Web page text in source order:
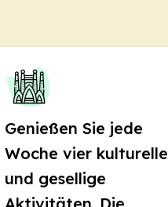
Genießen Sie jede
Woche vier kulturelle
und gesellige